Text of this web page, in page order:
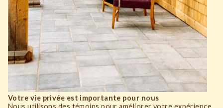
Votre vie privée est importante pour nous
Nous utilisons des témoins pour améliorer votre expérience